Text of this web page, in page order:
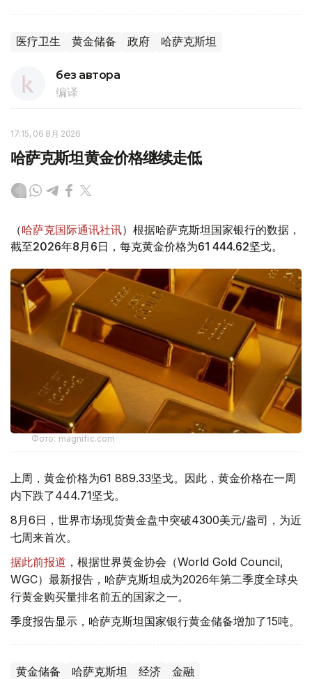
医疗卫生 黄金储备 政府 哈萨克斯坦
без автора
编译
17:15, 06 8月 2026
哈萨克斯坦黄金价格继续走低
（哈萨克国际通讯社讯）根据哈萨克斯坦国家银行的数据，
截至2026年8月6日，每克黄金价格为61 444.62坚戈。
Фото: magnific.com
上周，黄金价格为61 889.33坚戈。因此，黄金价格在一周
内下跌了444.71坚戈。
8月6日，世界市场现货黄金盘中突破4300美元/盎司，为近
七周来首次。
据此前报道 ，根据世界黄金协会（World Gold Council,
WGC）最新报告，哈萨克斯坦成为2026年第二季度全球央
行黄金购买量排名前五的国家之一。
季度报告显示，哈萨克斯坦国家银行黄金储备增加了15吨。
黄金储备 哈萨克斯坦 经济 金融